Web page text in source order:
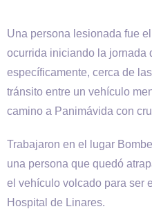
Una persona lesionada fue
ocurrida iniciando la jornada
específicamente, cerca de
tránsito entre un vehículo
camino a Panimávida con
Trabajaron en el lugar
una persona que quedó
el vehículo volcado para ser
Hospital de Linares.